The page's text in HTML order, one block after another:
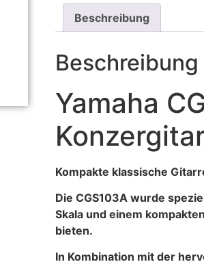
Beschreibung
Beschreibung
Yamaha
Kompakte klassische
Die CGS103A wurde
Skala und einem
bieten.
In Kombination mit der